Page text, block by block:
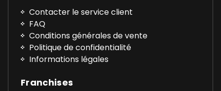
Contacter le service client
FAQ
Conditions générales de vente
Politique de confidentialité
Informations légales
Franchises